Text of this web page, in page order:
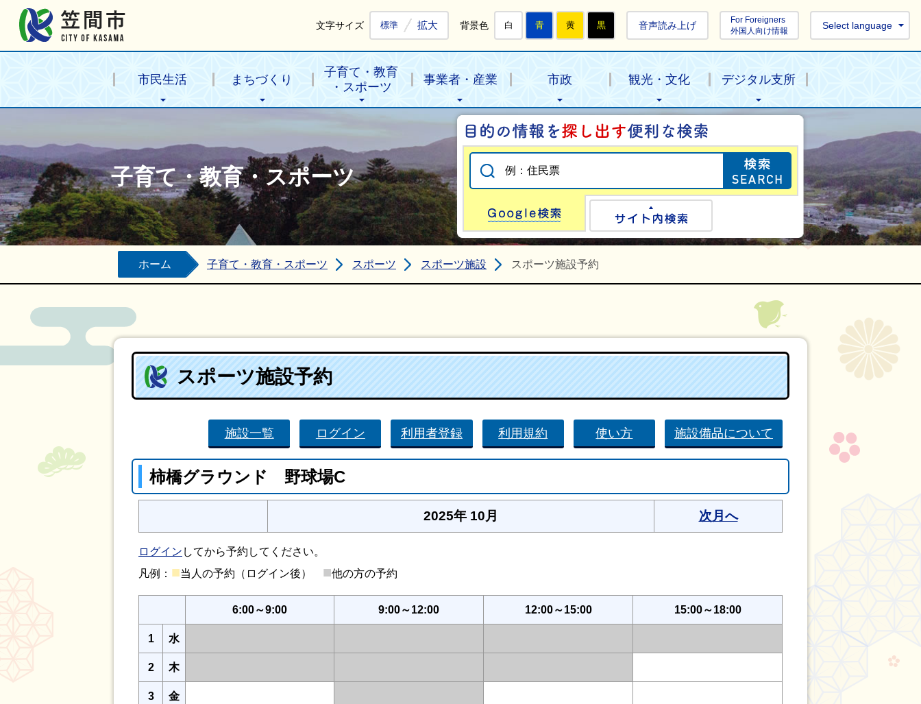
文字サイズ 標準 拡大 背景色 白 青 黄 黒 音声読み上げ
For Foreigners
外国人向け情報
Select language
市民生活 まちづくり
子育て・教育
・スポーツ
事業者・産業 市政 観光・文化 デジタル支所
子育て・教育・スポーツ
目的の情報を探
Google検索
ホーム 子育て・教育・スポーツ スポーツ スポーツ施設 スポーツ施設予約
スポーツ施設予約
施設一覧 ログイン 利用者登録 利用規約 使い方 施設備品について
柿橋グラウンド 野球場C
2025年 10月 次月へ
ログイン してから予約してください。
凡例： ■当人の予約（ログイン後） ■他の方の予約
6:00～9:00 9:00～12:00 12:00～15:00 15:00～18:00
1 水
2 木
3 金